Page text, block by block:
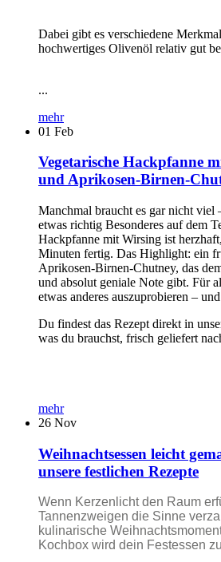
Dabei gibt es verschiedene
hochwertiges Olivenöl relativ gut
...
mehr
01 Feb
Vegetarische Hackpfanne
und Aprikosen-Birnen-
Manchmal braucht es gar nicht viel
etwas richtig Besonderes auf dem
Hackpfanne mit Wirsing ist
Minuten fertig. Das Highlight: ein
Aprikosen-Birnen-Chutney, das
und absolut geniale Note gibt. Für
etwas anderes auszuprobieren –
Du findest das Rezept direkt in
was du brauchst, frisch geliefert
mehr
26 Nov
Weihnachtsessen leicht
unsere festlichen Rezepte
Wenn Kerzenlicht den Raum
Tannenzweigen die Sinne
kulinarische
Kochbox wird dein Festessen